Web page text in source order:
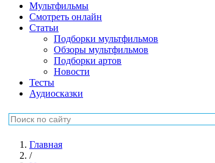
Мультфильмы
Смотреть онлайн
Статьи
Подборки мультфильмов
Обзоры мультфильмов
Подборки артов
Новости
Тесты
Аудиосказки
Главная
/